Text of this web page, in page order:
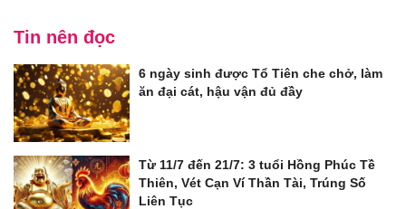
Tin nên đọc
6 ngày sinh được Tổ Tiên che chở, làm
ăn đại cát, hậu vận đủ đầy
Từ 11/7 đến 21/7: 3 tuổi Hồng Phúc Tề
Thiên, Vét Cạn Ví Thần Tài, Trúng Số
Liên Tục